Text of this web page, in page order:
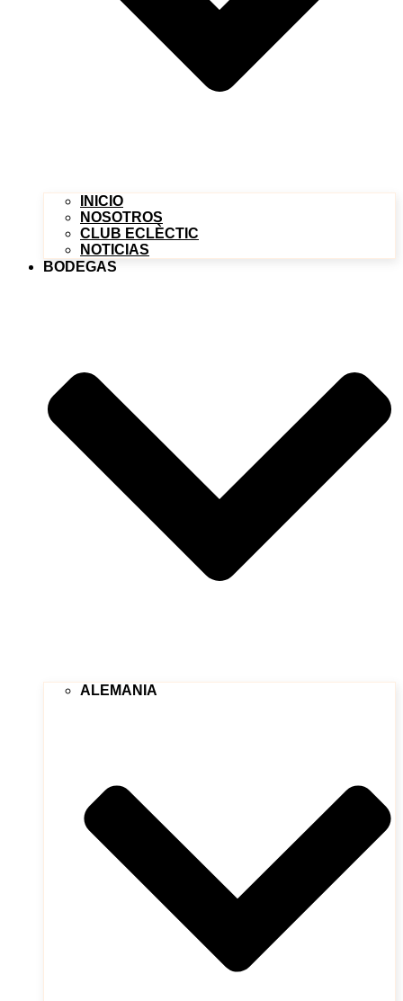
INICIO
NOSOTROS
CLUB ECLÈCTIC
NOTICIAS
BODEGAS
ALEMANIA